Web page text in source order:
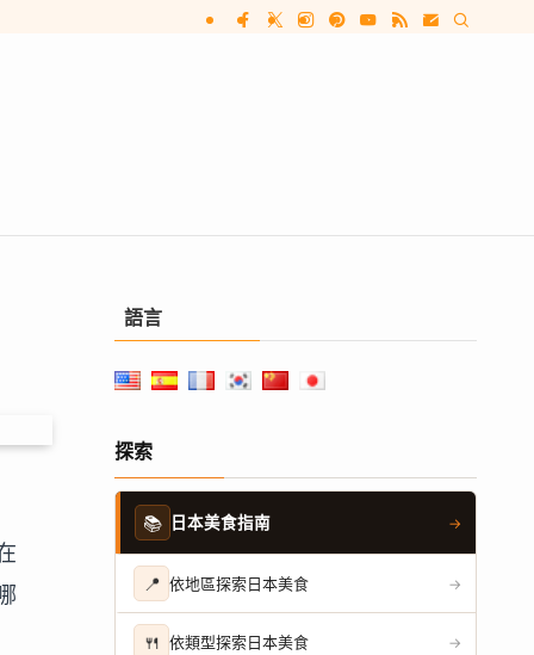
語言
探索
📚 日本美食指南 →
📍 依地區探索日本美食 →
🍴 依類型探索日本美食 →